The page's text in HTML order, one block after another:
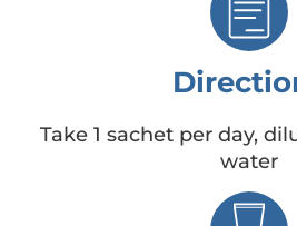
Take 1 sachet per day,
water